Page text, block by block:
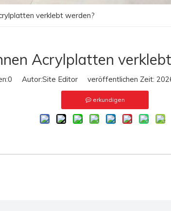
verklebt werden?
Acrylplatten
0 Autor:Site Editor veröffentlichen Zeit:
erkundigen